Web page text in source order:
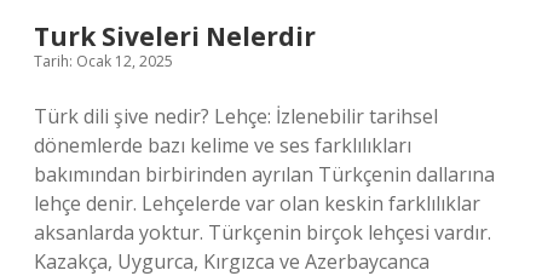
Turk Siveleri Nelerdir
Tarih: Ocak 12, 2025
Türk dili şive nedir? Lehçe: İzlenebilir tarihsel
dönemlerde bazı kelime ve ses farklılıkları
bakımından birbirinden ayrılan Türkçenin dallarına
lehçe denir. Lehçelerde var olan keskin farklılıklar
aksanlarda yoktur. Türkçenin birçok lehçesi vardır.
Kazakça, Uygurca, Kırgızca ve Azerbaycanca